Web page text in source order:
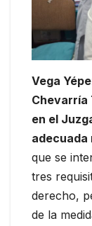
Vega
Chevarría
en el
adecuada
que se
tres
derecho,
de la